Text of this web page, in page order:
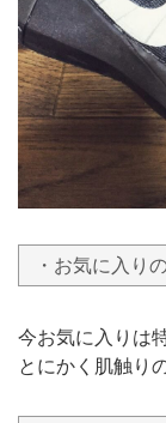
・お気に入り
今お気に入りは
とにかく肌触り